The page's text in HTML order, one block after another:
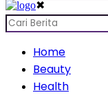
✖
Home
Beauty
Health